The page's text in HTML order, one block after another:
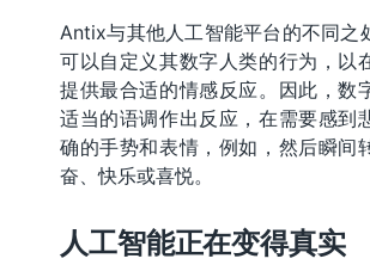
Antix与其他人工智能平台的不同之
可以自定义其数字人类的行为，以
提供最合适的情感反应。因此，数
适当的语调作出反应，在需要感到
确的手势和表情，例如，然后瞬间
奋、快乐或喜悦。
人工智能正在变得真实